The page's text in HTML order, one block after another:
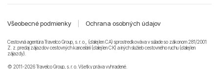
Všeobecné podmienky Ochrana osobných údajov
Cestovná agentúra Travelco Group, s. r. o., (ďalej len CA) sprostredkováva v súlade so zákonom 281/2001
Z. z. predaj zájazdov cestovných kancelárii (ďalej len CK) a iných služieb cestovného ruchu (ďalej len
zájazdy).
© 2011-2026 Travelco Group, s. r. o. Všetky práva vyhradené.